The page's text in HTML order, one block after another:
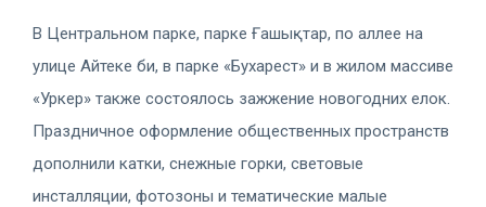
В Центральном парке, парке Ғашықтар, по аллее на
улице Айтеке би, в парке «Бухарест» и в жилом массиве
«Уркер» также состоялось зажжение новогодних елок.
Праздничное оформление общественных пространств
дополнили катки, снежные горки, световые
инсталляции, фотозоны и тематические малые